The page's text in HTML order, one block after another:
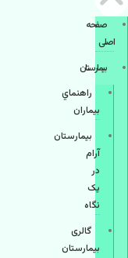
صفحه
اصلی
بيمارستان
راهنماي
بیماران
بیمارستان
آرام
در
یک
نگاه
گالری
بیمارستان